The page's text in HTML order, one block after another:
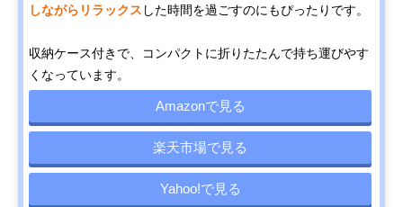
しながらリラックス した時間を過ごすのにもぴったりです。
収納ケース付きで、コンパクトに折りたたんで持ち運びやす
くなっています。
Amazonで見る
楽天市場で見る
Yahoo!で見る